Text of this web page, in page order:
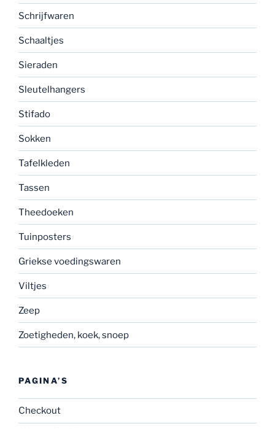
Schrijfwaren
Schaaltjes
Sieraden
Sleutelhangers
Stifado
Sokken
Tafelkleden
Tassen
Theedoeken
Tuinposters
Griekse voedingswaren
Viltjes
Zeep
Zoetigheden, koek, snoep
PAGINA’S
Checkout